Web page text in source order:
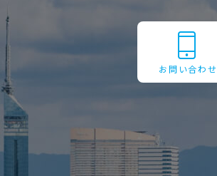
お問い合わせ
トップページ
三共電気について